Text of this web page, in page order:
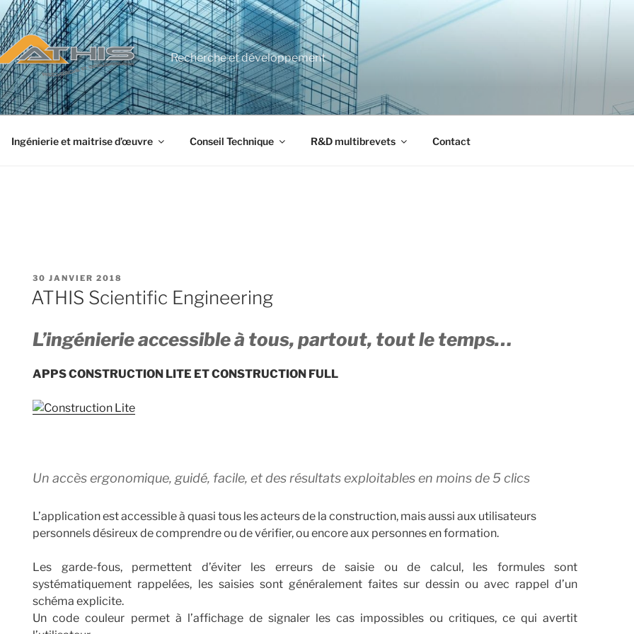
Recherche et développement
Ingénierie et maitrise d’œuvre Conseil Technique R&D multibrevets Contact
PUBLIÉ
LE
30 JANVIER 2018
ATHIS Scientific Engineering
L’ingénierie accessible à tous, partout, tout le temps…
APPS CONSTRUCTION LITE ET CONSTRUCTION FULL
Un accès ergonomique, guidé, facile, et des résultats exploitables en moins de 5 clics
L’application est accessible à quasi tous les acteurs de la construction, mais aussi aux utilisateurs
personnels désireux de comprendre ou de vérifier, ou encore aux personnes en formation.
Les garde-fous, permettent d’éviter les erreurs de saisie ou de calcul, les formules sont
systématiquement rappelées, les saisies sont généralement faites sur dessin ou avec rappel d’un
schéma explicite.
Un code couleur permet à l’affichage de signaler les cas impossibles ou critiques, ce qui avertit